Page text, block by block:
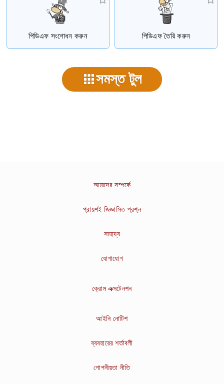
পিডিএফ সংশোধন করুন পিডিএফ তৈরি করুন
সমস্ত টুল
আমাদের সম্পর্কে
প্রায়শই জিজ্ঞাসিত প্রশ্ন
সাহায্য
যোগাযোগ
ক্রোম এক্সটেনশন
আইনি নোটিশ
ব্যবহারের শর্তাবলী
গোপনীয়তা নীতি